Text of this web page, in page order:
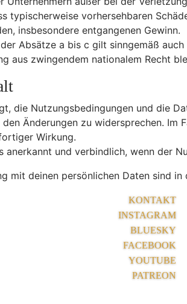
typischerweise vorhersehbaren
insbesondere entgangenen Gewinn.
Absätze a bis c gilt sinngemäß
aus zwingendem nationalem Recht
die Nutzungsbedingungen und die
Änderungen zu widersprechen. Im
Wirkung.
anerkannt und verbindlich, wenn der
mit deinen persönlichen Daten sind
KONTAKT
INSTAGRAM
BLUESKY
FACEBOOK
YOUTUBE
PATREON